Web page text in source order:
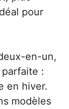
pour
en-un,
:
en hiver.
modèles